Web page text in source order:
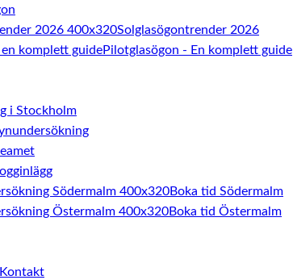
Solglasögontrender 2026
Pilotglasögon - En komplett guide
i Stockholm
Boka tid Södermalm
Boka tid Östermalm